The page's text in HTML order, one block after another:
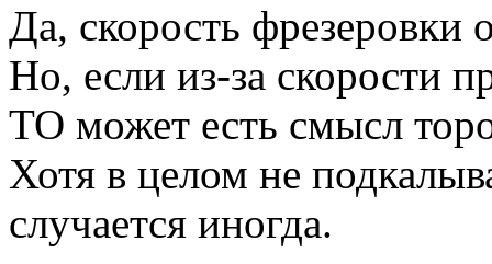
Да, скорость фрезеровки
Но, если из-за скорости
ТО может есть смысл
Хотя в целом не
случается иногда.